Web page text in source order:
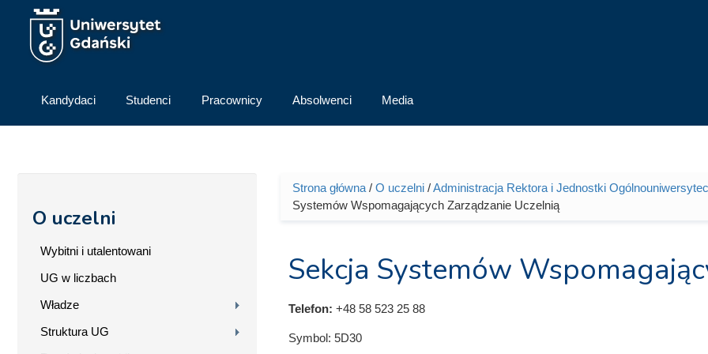
Przejdź do treści
Kandydaci Studenci Pracownicy Absolwenci Media
O uczelni
Wybitni i utalentowani
UG w liczbach
Władze
Struktura UG
Jesteś tutaj
Strona główna/ O uczelni/Administracja Rektora i Jednostki
Systemów Wspomagających Zarządzanie Uczelnią
Sekcja Systemów
Telefon: +48 58 523 25 88
Symbol: 5D30